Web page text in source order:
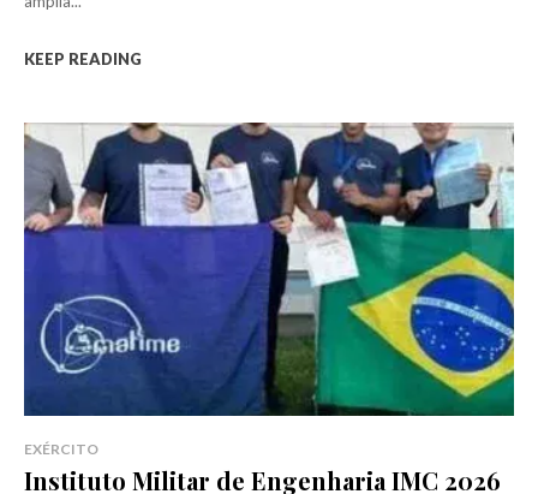
KEEP READING
EXÉRCITO
Instituto Militar de Engenharia IMC 2026